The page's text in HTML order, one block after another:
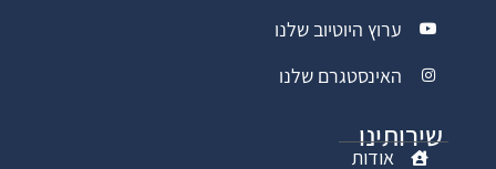
ערוץ היוטיוב שלנו
האינסטגרם שלנו
שירותינו
אודות